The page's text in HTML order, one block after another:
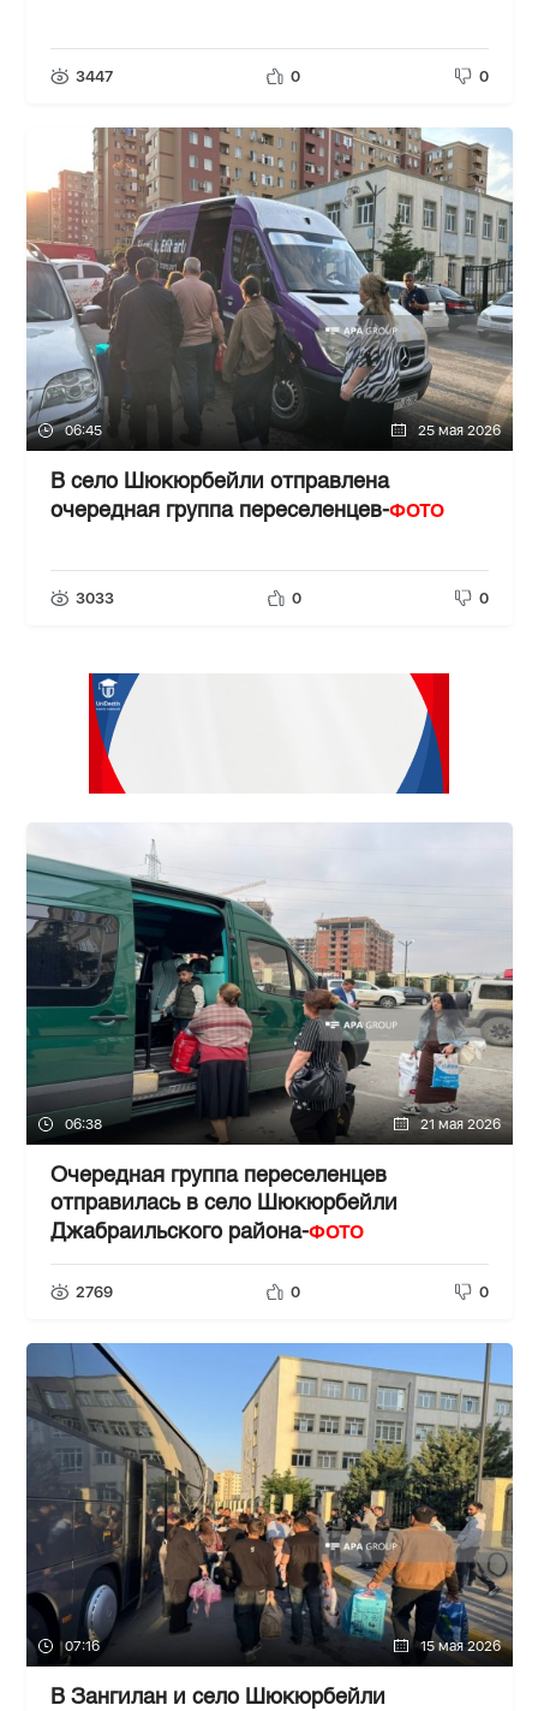
3447 0 0
06:45 25 мая 2026
В село Шюкюрбейли отправлена
очередная группа переселенцев-ФОТО
3033 0 0
06:38 21 мая 2026
Очередная группа переселенцев
отправилась в село Шюкюрбейли
Джабраильского района-ФОТО
2769 0 0
07:16 15 мая 2026
В Зангилан и село Шюкюрбейли